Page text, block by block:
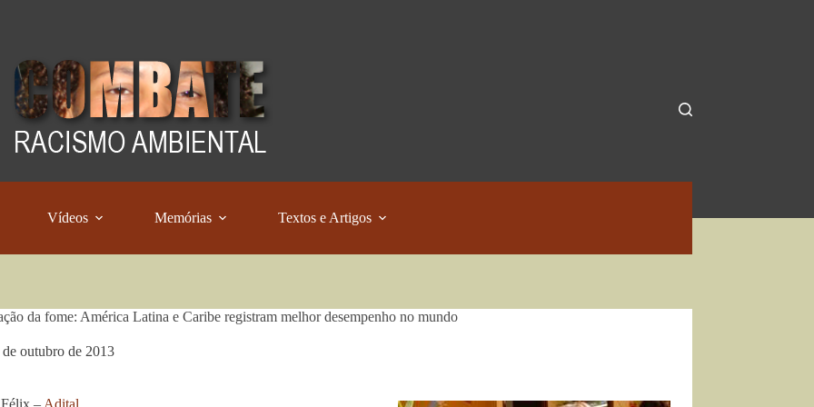
Vídeos Memórias Textos e Artigos
da fome: América Latina e Caribe registram melhor desempenho no mundo
de outubro de 2013
– Adital